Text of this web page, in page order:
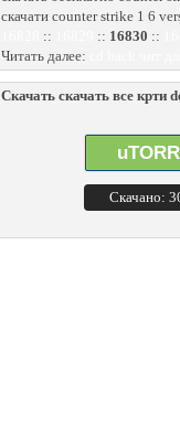
скачати counter strike 1 6
:: :: 16830 ::
Читать далее:
Скачать скачать все крти
Скачано: